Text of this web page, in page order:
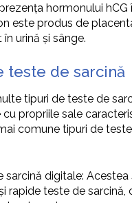
hormonului hCG
este produs de
urină și sânge.
teste de sarcină
tipuri de teste de
cu propriile sale
comune tipuri de
sarcină digitale:
rapide teste de sarcină,